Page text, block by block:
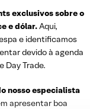
exclusivos sobre o
e dólar.Aqui,
e identificamos
devido à agenda
Day Trade.
nosso especialista
apresentar boa